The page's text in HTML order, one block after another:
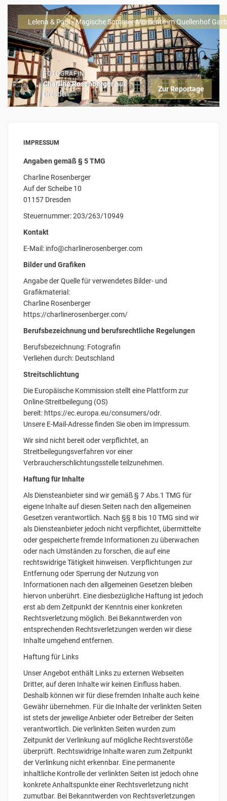
Lelena & Paul - Magische Sommer-Momente im Quellenhof
Zur Reportage
FOTOGRAFIN
Charline Rosenbergeraus
Dresden
IMPRESSUM
Angaben gemäß § 5 TMG
Charline Rosenberger
Auf der Scheibe 10
01157 Dresden
Steuernummer: 203/263/10949
Kontakt
E-Mail: info@charlinerosenberger.com
Bilder und Grafiken
Angabe der Quelle für verwendetes Bilder- und
Grafikmaterial:
Charline Rosenberger
https://charlinerosenberger.com/
Berufsbezeichnung und berufsrechtliche Regelungen
Berufsbezeichnung: Fotografin
Verliehen durch: Deutschland
Streitschlichtung
Die Europäische Kommission stellt eine Plattform zur
Online-Streitbeilegung (OS)
bereit: https://ec.europa.eu/consumers/odr.
Unsere E-Mail-Adresse finden Sie oben im Impressum.
Wir sind nicht bereit oder verpflichtet, an
Streitbeilegungsverfahren vor einer
Verbraucherschlichtungsstelle teilzunehmen.
Haftung für Inhalte
Als Diensteanbieter sind wir gemäß § 7 Abs.1 TMG für
eigene Inhalte auf diesen Seiten nach den allgemeinen
Gesetzen verantwortlich. Nach §§ 8 bis 10 TMG sind wir
als Diensteanbieter jedoch nicht verpflichtet, übermittelte
oder gespeicherte fremde Informationen zu überwachen
oder nach Umständen zu forschen, die auf eine
rechtswidrige Tätigkeit hinweisen. Verpflichtungen zur
Entfernung oder Sperrung der Nutzung von
Informationen nach den allgemeinen Gesetzen bleiben
hiervon unberührt. Eine diesbezügliche Haftung ist jedoch
erst ab dem Zeitpunkt der Kenntnis einer konkreten
Rechtsverletzung möglich. Bei Bekanntwerden von
entsprechenden Rechtsverletzungen werden wir diese
Inhalte umgehend entfernen.
Haftung für Links
Unser Angebot enthält Links zu externen Webseiten
Dritter, auf deren Inhalte wir keinen Einfluss haben.
Deshalb können wir für diese fremden Inhalte auch keine
Gewähr übernehmen. Für die Inhalte der verlinkten Seiten
ist stets der jeweilige Anbieter oder Betreiber der Seiten
verantwortlich. Die verlinkten Seiten wurden zum
Zeitpunkt der Verlinkung auf mögliche Rechtsverstöße
überprüft. Rechtswidrige Inhalte waren zum Zeitpunkt
der Verlinkung nicht erkennbar. Eine permanente
inhaltliche Kontrolle der verlinkten Seiten ist jedoch ohne
konkrete Anhaltspunkte einer Rechtsverletzung nicht
zumutbar. Bei Bekanntwerden von Rechtsverletzungen